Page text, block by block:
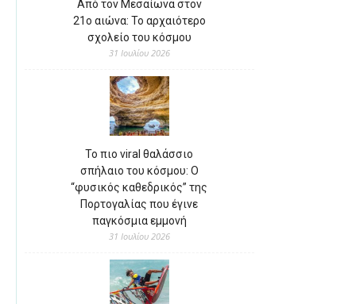
Από τον Μεσαίωνα στον
21ο αιώνα: Το αρχαιότερο
σχολείο του κόσμου
31 Ιουλίου 2026
Το πιο viral θαλάσσιο
σπήλαιο του κόσμου: Ο
“φυσικός καθεδρικός” της
Πορτογαλίας που έγινε
παγκόσμια εμμονή
31 Ιουλίου 2026